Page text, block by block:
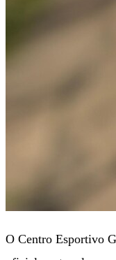
O Centro Esportivo